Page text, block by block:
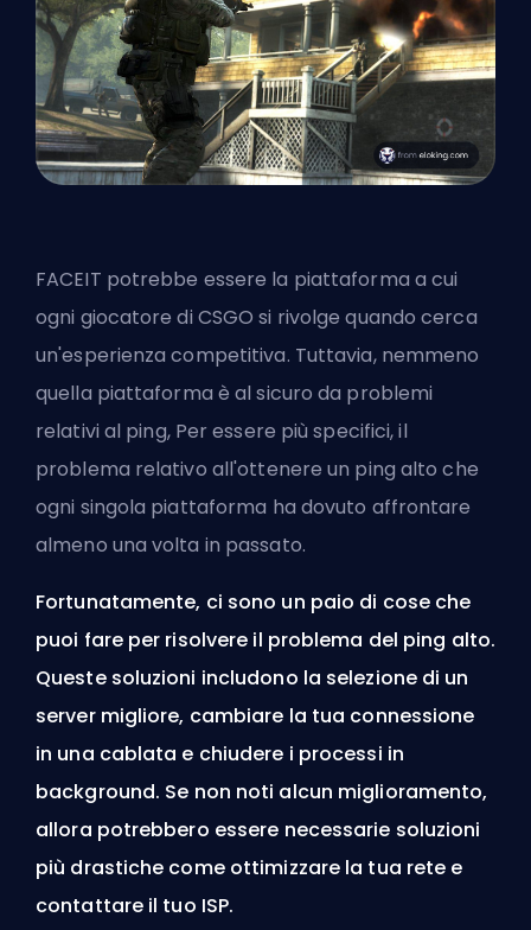
FACEIT potrebbe essere la piattaforma a cui
ogni giocatore di CSGO si rivolge quando cerca
un'esperienza competitiva. Tuttavia, nemmeno
quella piattaforma è al sicuro da problemi
relativi al ping, Per essere più specifici, il
problema relativo all'ottenere un ping alto che
ogni singola piattaforma ha dovuto affrontare
almeno una volta in passato.
Fortunatamente, ci sono un paio di cose che
puoi fare per risolvere il problema del ping alto.
Queste soluzioni includono la selezione di un
server migliore, cambiare la tua connessione
in una cablata e chiudere i processi in
background. Se non noti alcun miglioramento,
allora potrebbero essere necessarie soluzioni
più drastiche come ottimizzare la tua rete e
contattare il tuo ISP.